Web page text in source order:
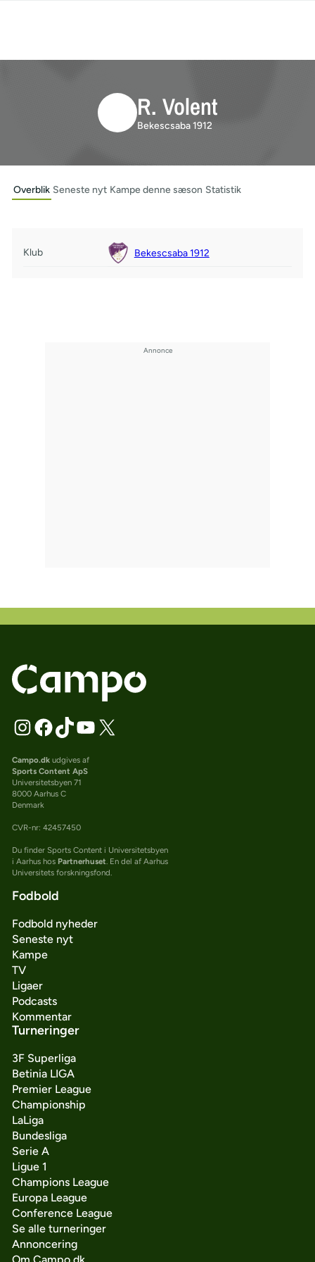
R. Volent
Bekescsaba 1912
Overblik Seneste nyt Kampe denne sæson Statistik
Klub Bekescsaba 1912
Campo.dkudgives af
Sports Content ApS
Universitetsbyen 71
8000 Aarhus C
Denmark
CVR-nr: 42457450
Du finder Sports Content i Universitetsbyen
i Aarhus hos Partnerhuset. En del af Aarhus
Universitets forskningsfond.
Fodbold
Fodbold nyheder
Seneste nyt
Kampe
TV
Ligaer
Podcasts
Kommentar
Turneringer
3F Superliga
Betinia LIGA
Premier League
Championship
LaLiga
Bundesliga
Serie A
Ligue 1
Champions League
Europa League
Conference League
Se alle turneringer
Annoncering